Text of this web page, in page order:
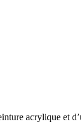
acrylique et